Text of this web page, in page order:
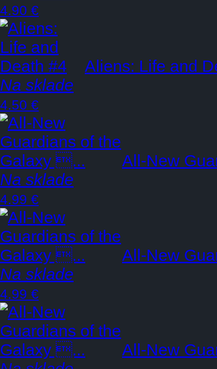
4.90 €
Aliens: Life and
Na sklade
4.50 €
All-New
Na sklade
4.99 €
All-New
Na sklade
4.99 €
All-New